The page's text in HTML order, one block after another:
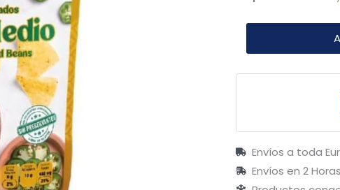
Envíos a toda
Envíos en 2